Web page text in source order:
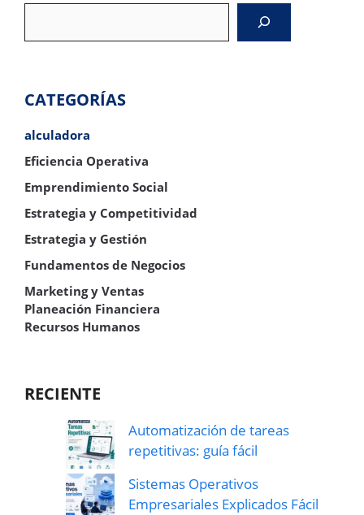
CATEGORÍAS
alculadora
Eficiencia Operativa
Emprendimiento Social
Estrategia y Competitividad
Estrategia y Gestión
Fundamentos de Negocios
Marketing y Ventas
Planeación Financiera
Recursos Humanos
RECIENTE
Automatización de tareas
repetitivas: guía fácil
Sistemas Operativos
Empresariales Explicados Fácil